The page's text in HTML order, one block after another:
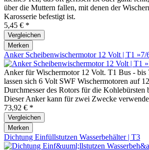
über die Muttern fallen, mit denen der
Karosserie befestigt ist.
5,45 € *
Vergleichen
Merken
Anker Scheibenwischermotor 12 Volt | T1 »7/
Anker für Wischermotor 12 Volt. T1 Bus -
lassen sich 6 Volt SWF Wischermotoren auf
Durchmesser des Rotors für die Kohlebürsten
Dieser Anker kann für zwei Zwecke
73,92 € *
Vergleichen
Merken
Dichtung Einfüllstutzen Wasserbehälter | T3